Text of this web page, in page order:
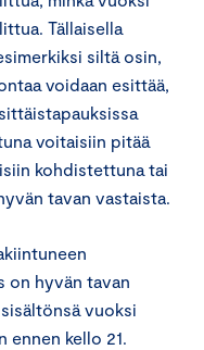
Tällaisella
siltä osin,
voidaan esittää,
voitaisiin pitää
kohdistettuna tai
tavan vastaista.
on hyvän tavan
vuoksi
ennen kello 21.